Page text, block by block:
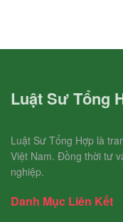
Luật Sư Tổng
Luật Sư Tổng Hợp là
Việt Nam. Đồng thời tư
nghiệp.
Danh Mục Liên Kết